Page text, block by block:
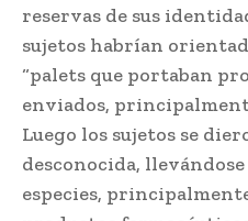
reservas de sus
sujetos habrían
“palets que portaban
enviados,
Luego los sujetos se
desconocida,
especies,